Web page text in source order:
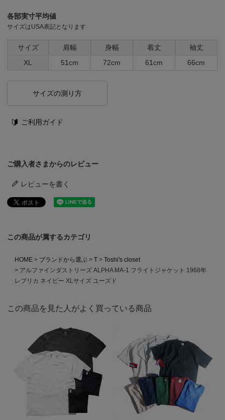
各部実寸平均値
サイズはUSA表記となります
サイズ 肩幅 身幅 着丈
袖丈
XL
51cm 72cm 61cm 66cm
サイズの測り方
ご利用ガイド
ご購入者さまからのレビュー
レビューを書く
この商品が属するカテゴリ
HOME ブランドから選ぶ T
Toshi's closet
アルファインダストリーズ ALPHA MA-1 フライトジャケット 1968年
レプリカ ネイビー XLサイズ ユーズド
この商品を見た人がよく買っている商品